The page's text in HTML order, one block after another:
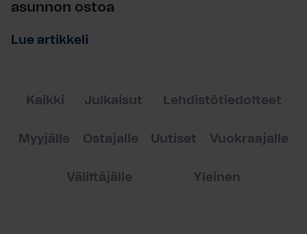
asunnon ostoa
Lue artikkeli
Kaikki Julkaisut Lehdistötiedotteet
Myyjälle Ostajalle Uutiset Vuokraajalle
Välittäjälle Yleinen